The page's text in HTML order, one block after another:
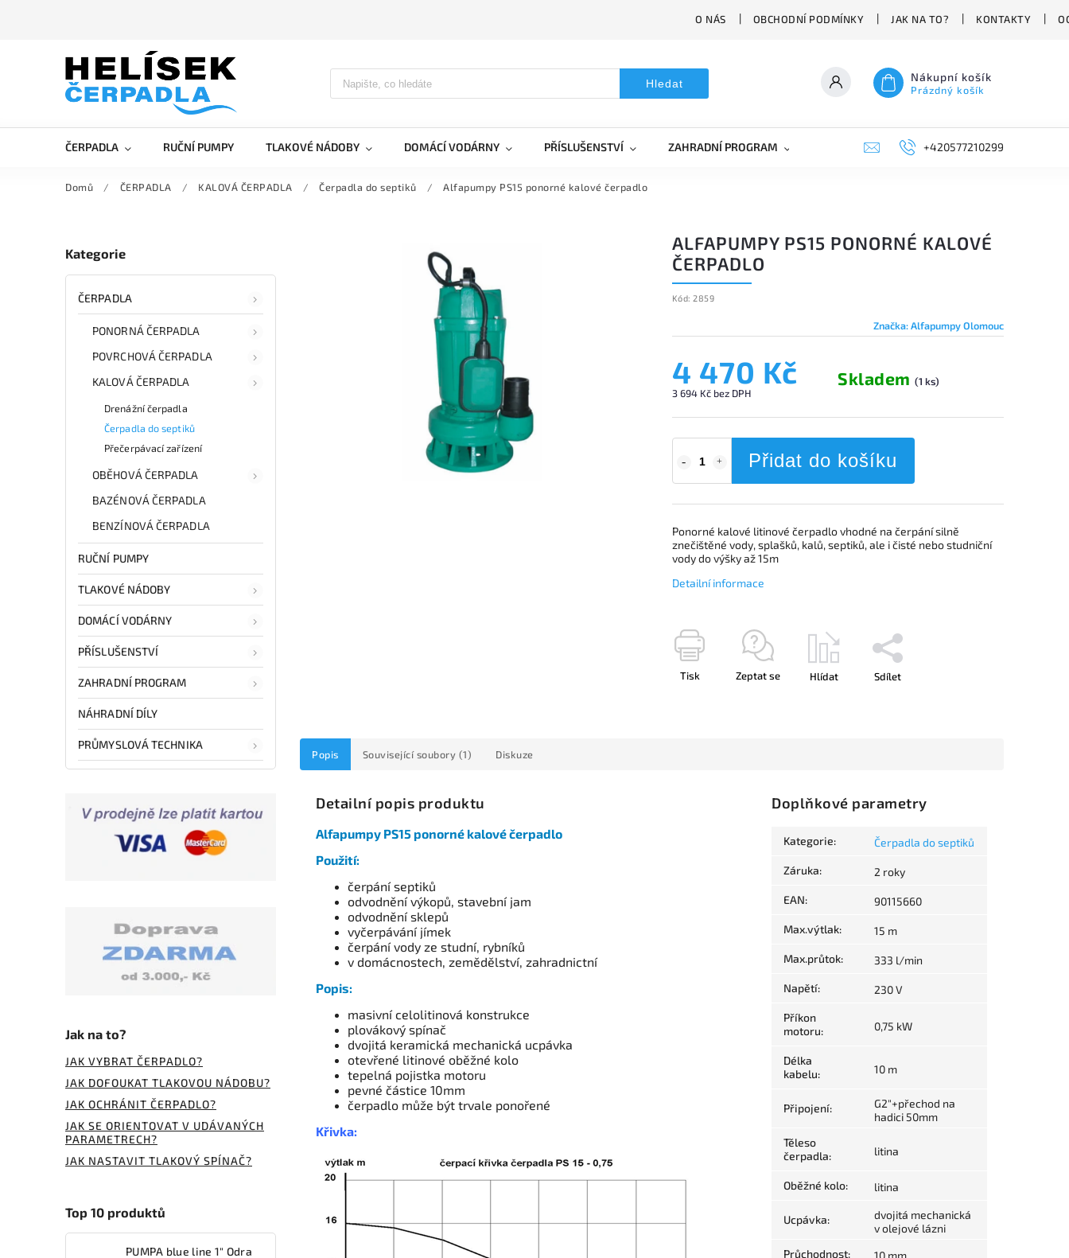
O NÁS OBCHODNÍ PODMÍNKY JAK NA TO? KONTAKTY
Hledat Nákupní košík
Prázdný košík
ČERPADLA RUČNÍ PUMPY TLAKOVÉ NÁDOBY DOMÁCÍ VODÁRNY PŘÍSLUŠENSTVÍ ZAHRADNÍ PROGRAM NÁHRADNÍ DÍLY PRŮMYSLOVÁ TECHNIKA
+420577210299
Domů / ČERPADLA / KALOVÁ ČERPADLA / Čerpadla do septiků / Alfapumpy PS15 ponorné kalové čerpadlo
Kategorie
ČERPADLA
PONORNÁ ČERPADLA
POVRCHOVÁ ČERPADLA
KALOVÁ ČERPADLA
Drenážní čerpadla
Čerpadla do septiků
Přečerpávací zařízení
OBĚHOVÁ ČERPADLA
BAZÉNOVÁ ČERPADLA
BENZÍNOVÁ ČERPADLA
RUČNÍ PUMPY
TLAKOVÉ NÁDOBY
DOMÁCÍ VODÁRNY
PŘÍSLUŠENSTVÍ
ZAHRADNÍ PROGRAM
NÁHRADNÍ DÍLY
PRŮMYSLOVÁ TECHNIKA
Jak na to?
JAK VYBRAT ČERPADLO?
JAK DOFOUKAT TLAKOVOU NÁDOBU?
JAK OCHRÁNIT ČERPADLO?
JAK SE ORIENTOVAT V UDÁVANÝCH
PARAMETRECH?
JAK NASTAVIT TLAKOVÝ SPÍNAČ?
Top 10 produktů
PUMPA blue line 1" Odra
ALFAPUMPY PS15 PONORNÉ KALOVÉ
ČERPADLO
Kód: 2859
Značka:Alfapumpy Olomouc
4 470 Kč
3 694 Kč bez DPH
Skladem(1 ks)
Přidat do košíku
Ponorné kalové litinové čerpadlo vhodné na čerpání silně
znečištěné vody, splašků, kalů, septiků, ale i čisté nebo studniční
vody do výšky až 15m
Detailní informace
Tisk Zeptat se Hlídat Sdílet
Popis Související soubory (1) Diskuze
Detailní popis produktu
Alfapumpy PS15 ponorné kalové čerpadlo
Použití:
čerpání septiků
odvodnění výkopů, stavební jam
odvodnění sklepů
vyčerpávání jímek
čerpání vody ze studní, rybníků
v domácnostech, zemědělství, zahradnictní
Popis:
masivní celolitinová konstrukce
plovákový spínač
dvojitá keramická mechanická ucpávka
otevřené litinové oběžné kolo
tepelná pojistka motoru
pevné částice 10mm
čerpadlo může být trvale ponořené
Křivka:
Doplňkové parametry
Kategorie: Čerpadla do septiků
Záruka: 2 roky
EAN: 90115660
Max.výtlak: 15 m
Max.průtok: 333 l/min
Napětí: 230 V
Příkon
motoru: 0,75 kW
Délka
kabelu: 10 m
Připojení:
G2"+přechod na
hadici 50mm
Těleso
čerpadla: litina
Oběžné kolo: litina
Ucpávka:
dvojitá mechanická
v olejové lázni
Průchodnost: